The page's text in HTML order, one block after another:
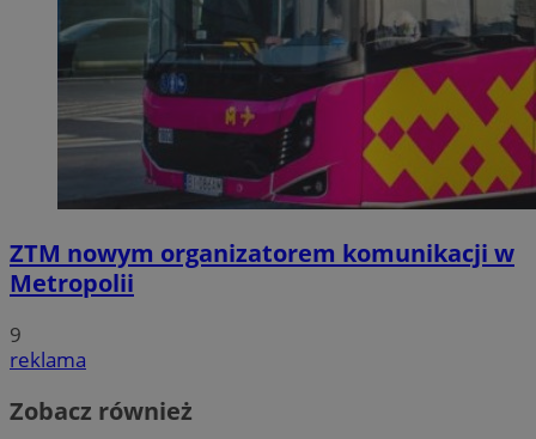
ZTM nowym organizatorem komunikacji w
Metropolii
9
reklama
Zobacz również